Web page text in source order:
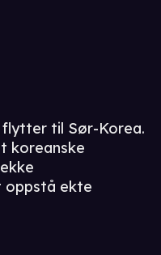
flytter til Sør-Korea.
koreanske
oppstå ekte